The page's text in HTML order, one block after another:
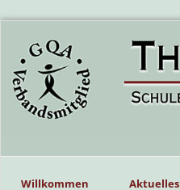
Willkommen Aktuelles